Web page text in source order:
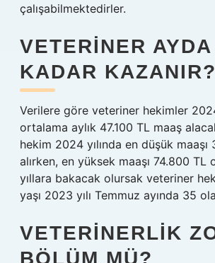
çalışabilmektedirler.
VETERINER AYDA
KADAR KAZANIR?
Verilere göre veteriner hekimler
ortalama aylık 47.100 TL maaş
hekim 2024 yılında en düşük
alırken, en yüksek maaşı 74.800 TL
yıllara bakacak olursak veteriner
yaşı 2023 yılı Temmuz ayında 35
VETERINERLIK
BÖLÜM MÜ?